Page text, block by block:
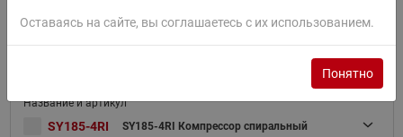
SY185-4RI SY185-4RI Компрессор спиральный
Оставаясь на сайте, вы соглашаетесь с их использованием.
Понятно